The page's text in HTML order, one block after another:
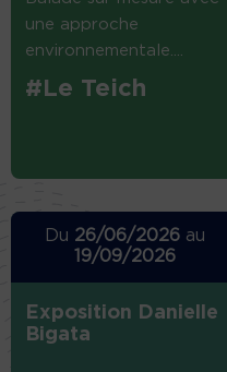
une approche
environnementale....
#Le Teich
Du 26/06/2026 au
19/09/2026
Exposition Danielle
Bigata